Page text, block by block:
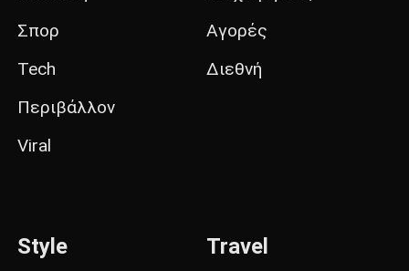
Σπορ
Tech
Περιβάλλον
Viral
Αγορές
Διεθνή
Style Travel